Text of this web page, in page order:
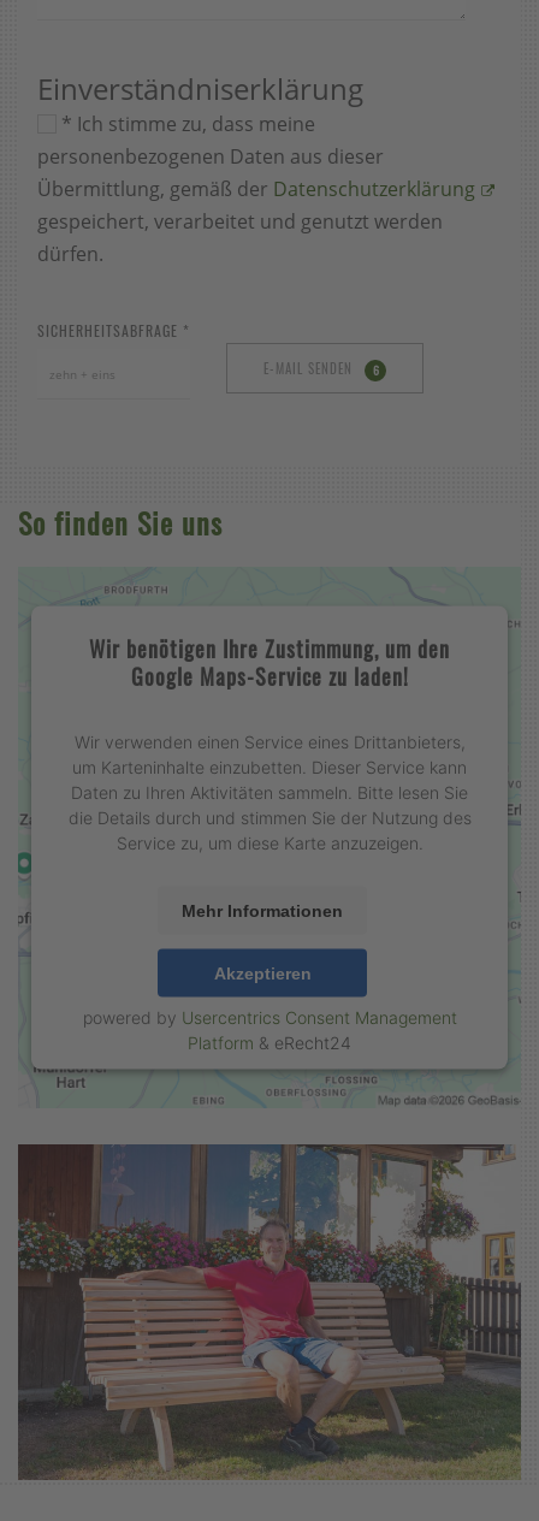
Einverständniserklärung
personenbezogenen Daten aus dieser
Übermittlung, gemäß der Datenschutzerklärung
gespeichert, verarbeitet und genutzt werden
dürfen.
SICHERHEITSABFRAGE *
E-MAIL SENDEN 6
So finden Sie uns
Wir benötigen Ihre Zustimmung, um den
Google Maps-Service zu laden!
Wir verwenden einen Service eines Drittanbieters,
um Karteninhalte einzubetten. Dieser Service kann
Daten zu Ihren Aktivitäten sammeln. Bitte lesen Sie
die Details durch und stimmen Sie der Nutzung des
Service zu, um diese Karte anzuzeigen.
Mehr Informationen
Akzeptieren
powered by Usercentrics Consent Management
Platform & eRecht24